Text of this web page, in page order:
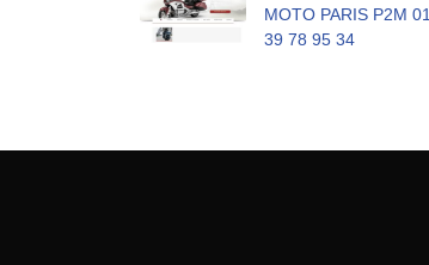
MOTO PARIS P2M 01
39 78 95 34